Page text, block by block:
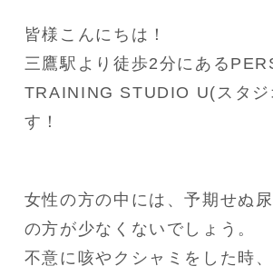
皆様こんにちは！
三鷹駅より徒歩2分にある
TRAINING STUDIO U(スタジ
す！
女性の方の中には、予期せぬ
の方が少なくないでしょう。
不意に咳やクシャミをした時